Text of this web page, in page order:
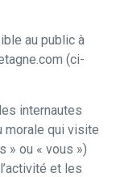
au public à
(ci-
internautes
morale qui visite
» ou « vous »)
et les